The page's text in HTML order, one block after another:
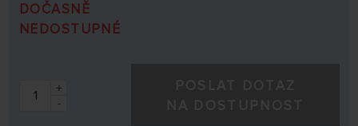
DOČASNĚ
NEDOSTUPNÉ
+
-